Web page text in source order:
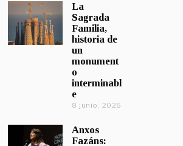
La
Sagrada
Familia,
historia de
un
monument
o
interminabl
e
8 junio, 2026
Anxos
Fazáns: